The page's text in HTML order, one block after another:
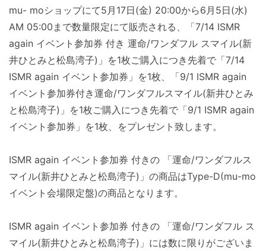
mu- moショップにて5月17日(金) 20:00から6月5日(水)
AM 05:00まで数量限定にて販売される、「7/14 ISMR
again イベント参加券 付き 運命/ワンダフル スマイル(新
井ひとみと松島湾子)」を1枚ご購入につき先着で「7/14
ISMR again イベント参加券」を1枚、「9/1 ISMR again
イベント参加券付き運命/ワンダフルスマイル(新井ひとみ
と松島湾子)」を1枚ご購入につき先着で「9/1 ISMR again
イベント参加券」を1枚、をプレゼント致します。
ISMR again イベント参加券 付きの 「運命/ワンダフルス
マイル(新井ひとみと松島湾子)」の商品はType-D(mu-mo
イベント会場限定盤)の商品となります。
ISMR again イベント参加券 付きの 「運命/ワンダフル ス
マイル(新井ひとみと松島湾子)」には数に限りがございま